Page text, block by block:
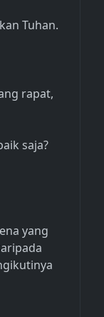
Tuhan.
rapat,
saja?
yang